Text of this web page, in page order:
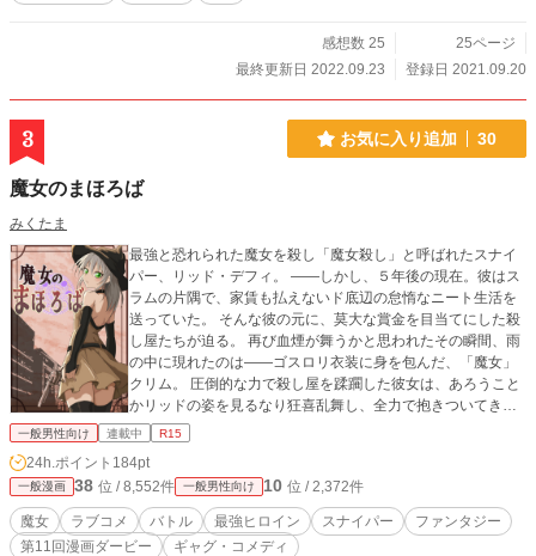
感想数 25
25ページ
最終更新日 2022.09.23
登録日 2021.09.20
3 お気に入り追加 30
魔女のまほろば
みくたま
最強と恐れられた魔女を殺し「魔女殺し」と呼ばれたスナイ
パー、リッド・デフィ。 ――しかし、５年後の現在。彼はス
ラムの片隅で、家賃も払えないド底辺の怠惰なニート生活を
送っていた。 そんな彼の元に、莫大な賞金を目当てにした殺
し屋たちが迫る。 再び血煙が舞うかと思われたその瞬間、雨
の中に現れたのは――ゴスロリ衣装に身を包んだ、「魔女」
クリム。 圧倒的な力で殺し屋を蹂躙した彼女は、あろうこと
かリッドの姿を見るなり狂喜乱舞し、全力で抱きついてき
て!? 「やっと会えました！ この身のすべてをリッド様に捧げ
凄腕（だけど働きたくない）最強（だけど愛が重すぎる）ヤ
ンデレ魔女が織りなす、命がけの勘違い（？）バトルラブコ
メ、ここに開幕！
一般男性向け 連載中 R15
24h.ポイント 184pt
一般漫画 38 位 / 8,552件 一般男性向け 10 位 / 2,372件
魔女 ラブコメ バトル 最強ヒロイン スナイパー
ファンタジー
第11回漫画ダービー
ギャグ・コメディ